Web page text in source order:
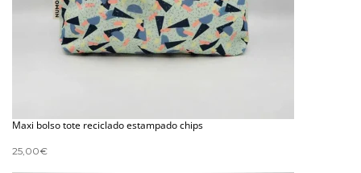
Maxi bolso tote reciclado estampado chips
25,00€